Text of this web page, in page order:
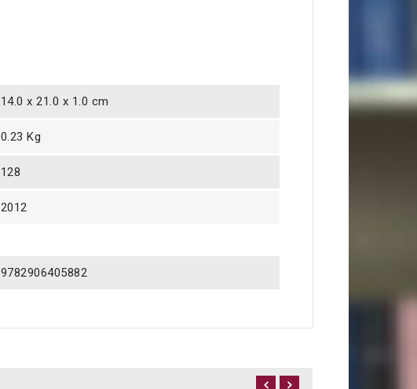
14.0 x 21.0 x 1.0 cm
0.23 Kg
128
2012
9782906405882